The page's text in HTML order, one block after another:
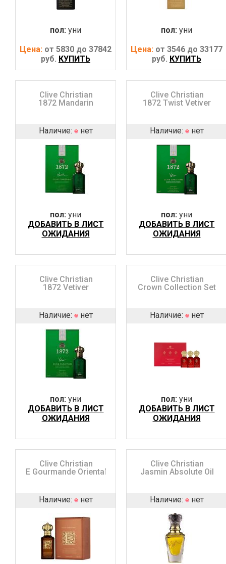
пол: уни
Цена: от 5830 до 37842
руб. КУПИТЬ
пол: уни
Цена: от 3546 до 33177
руб. КУПИТЬ
Clive Christian
1872 Mandarin
Наличие: нет
пол: уни
ДОБАВИТЬ В ЛИСТ
ОЖИДАНИЯ
Clive Christian
1872 Twist Vetiver
Наличие: нет
пол: уни
ДОБАВИТЬ В ЛИСТ
ОЖИДАНИЯ
Clive Christian
1872 Vetiver
Наличие: нет
пол: уни
ДОБАВИТЬ В ЛИСТ
ОЖИДАНИЯ
Clive Christian
Crown Collection Set
Наличие: нет
пол: уни
ДОБАВИТЬ В ЛИСТ
ОЖИДАНИЯ
Clive Christian
E Gourmande Oriental
Наличие: нет
Clive Christian
Jasmin Absolute Oil
Наличие: нет